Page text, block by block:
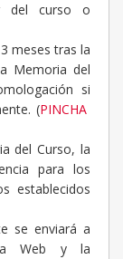
del curso o
meses tras la
Memoria del
si
(PINCHA
del Curso, la
para los
establecidos
se enviará a
Web y la